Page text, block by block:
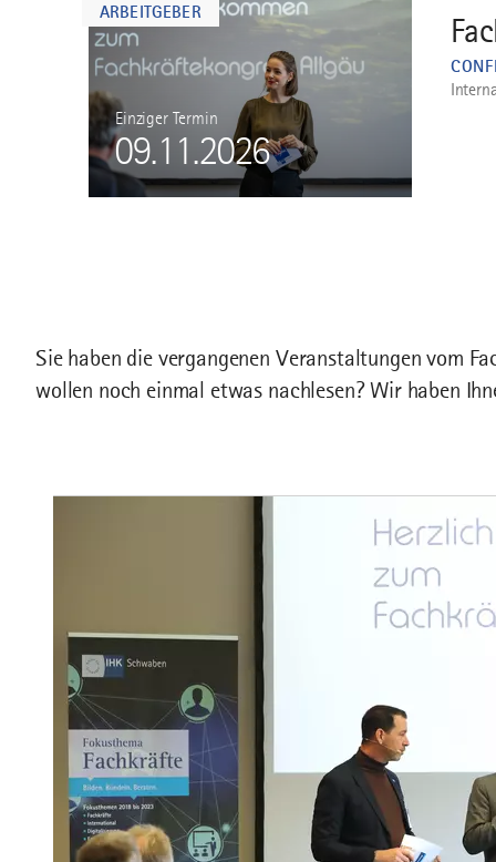
ARBEITGEBER 1
09.11.2026
Einziger Termin
Sie haben die vergangenen Veranstaltungen vom
wollen noch einmal etwas nachlesen? Wir haben